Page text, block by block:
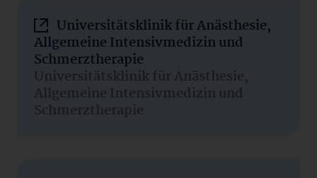
Universitätsklinik für Anästhesie,
Allgemeine Intensivmedizin und
Schmerztherapie
Universitätsklinik für Anästhesie,
Allgemeine Intensivmedizin und
Schmerztherapie